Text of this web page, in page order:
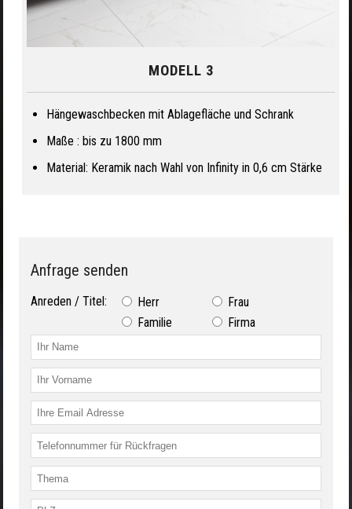
MODELL 3
Hängewaschbecken mit Ablagefläche und Schrank
Maße : bis zu 1800 mm
Material: Keramik nach Wahl von Infinity in 0,6 cm Stärke
Anfrage senden
Anreden / Titel: Herr
Frau
Familie
Firma